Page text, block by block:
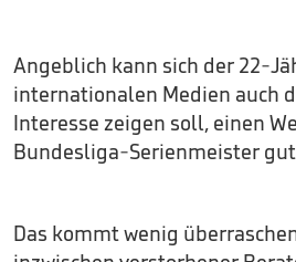
Angeblich kann sich der 22-
internationalen Medien auch
Interesse zeigen soll, einen
Bundesliga-Serienmeister
Das kommt wenig